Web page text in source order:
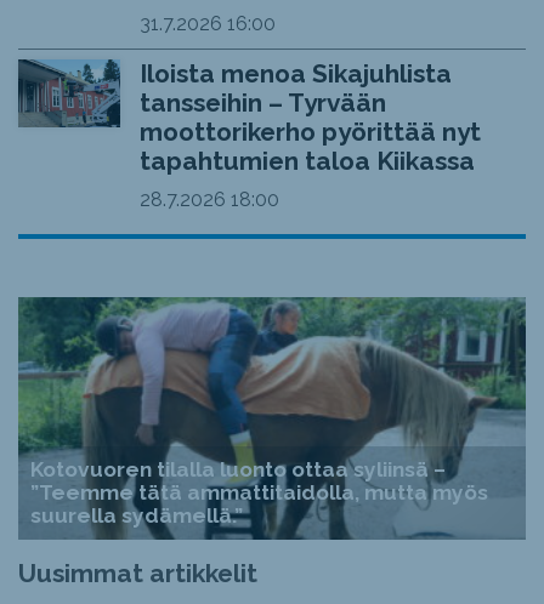
31.7.2026 16:00
Iloista menoa Sikajuhlista
tansseihin – Tyrvään
moottorikerho pyörittää nyt
tapahtumien taloa Kiikassa
28.7.2026 18:00
Kotovuoren tilalla luonto ottaa syliinsä –
”Teemme tätä ammattitaidolla, mutta myös
suurella sydämellä.”
Uusimmat artikkelit